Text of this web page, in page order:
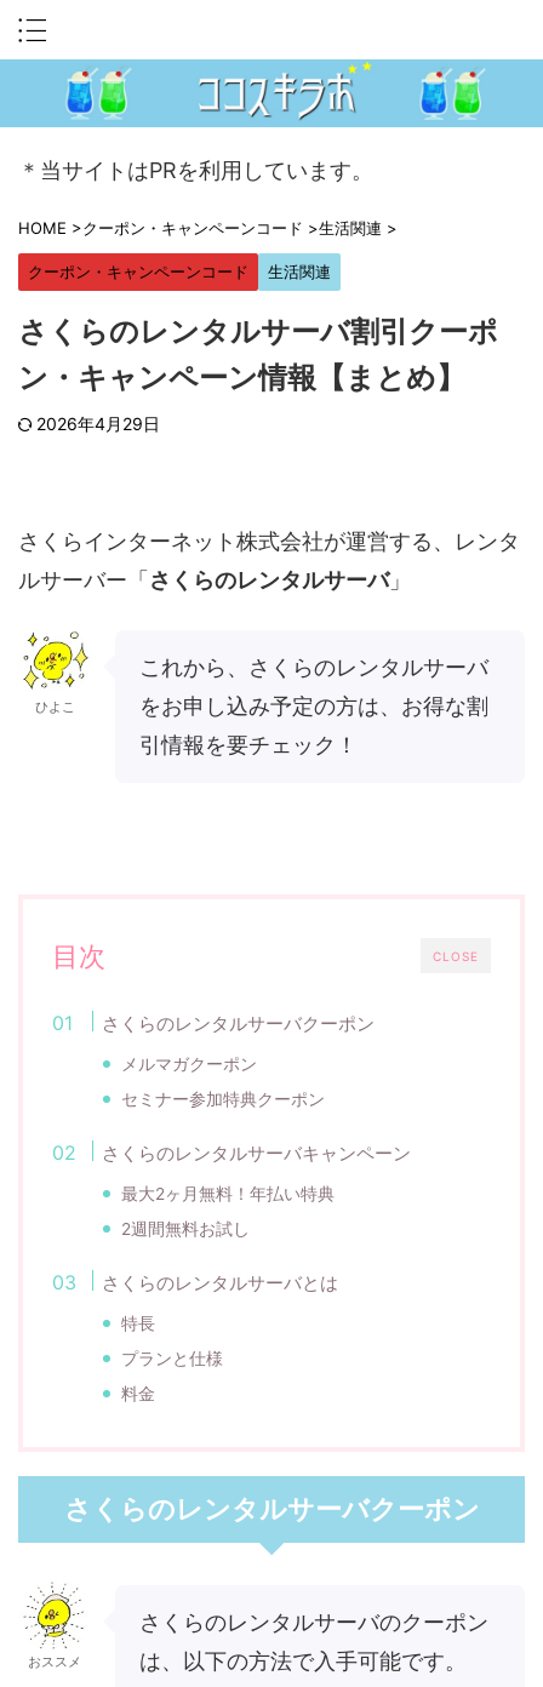
＊当サイトはPRを利用しています。
HOME >クーポン・キャンペーンコード >生活関連 >
クーポン・キャンペーンコード 生活関連
さくらのレンタルサーバ割引クーポ
ン・キャンペーン情報【まとめ】
2026年4月29日
さくらインターネット株式会社が運営する、レンタ
ルサーバー「さくらのレンタルサーバ」
ひよこ
これから、さくらのレンタルサーバ
をお申し込み予定の方は、お得な割
引情報を要チェック！
CLOSE
目次
さくらのレンタルサーバクーポン
メルマガクーポン
セミナー参加特典クーポン
さくらのレンタルサーバキャンペーン
最大2ヶ月無料！年払い特典
2週間無料お試し
さくらのレンタルサーバとは
特長
プランと仕様
料金
さくらのレンタルサーバクーポン
おススメ
さくらのレンタルサーバのクーポン
は、以下の方法で入手可能です。